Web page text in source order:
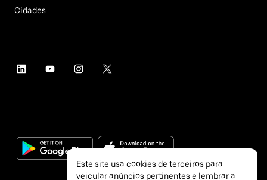
Cidades
Este site usa cookies de terceiros para
veicular anúncios pertinentes e lembrar a